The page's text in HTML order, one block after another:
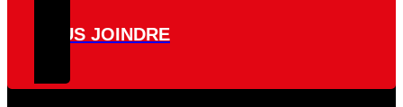
NOUS JOINDRE